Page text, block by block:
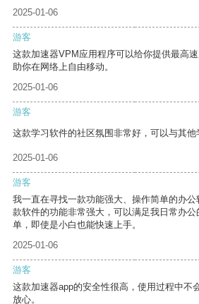
2025-01-06
游客
这款加速器VPM应用程序可以给你提供最高
助你在网络上自由移动。
2025-01-06
游客
这款学习软件的社区氛围非常好，可以与其他
2025-01-06
游客
我一直在寻找一款功能强大、操作简单的办
款软件的功能非常强大，可以满足我日常办
单，即使是小白也能快速上手。
2025-01-06
游客
这款加速器app的安全性很高，使用过程中不
放心。